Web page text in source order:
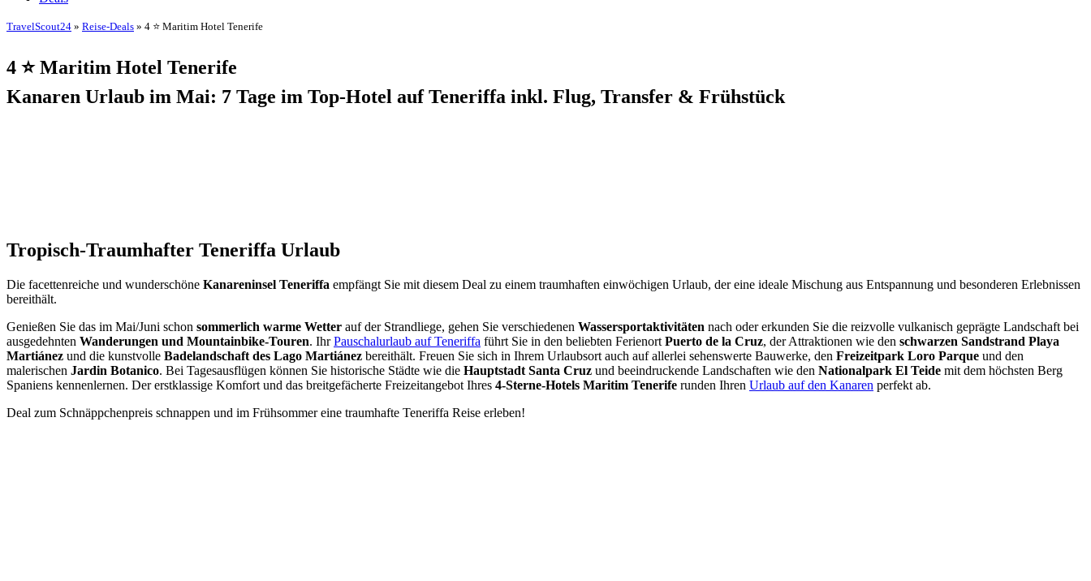
TravelScout24 » Reise-Deals » 4 ⭐ Maritim Hotel Tenerife
4 ⭐ Maritim Hotel Tenerife
Kanaren Urlaub im Mai: 7 Tage im Top-Hotel auf Teneriffa inkl. Flug, Transfer & Frühstück
Tropisch-Traumhafter Teneriffa Urlaub
Die facettenreiche und wunderschöne Kanareninsel Teneriffa empfängt Sie mit diesem Deal zu einem traumhaften einwöchigen Urlaub, der eine ideale Mischung aus Entspannung und besonderen Erlebnissen
bereithält.
Genießen Sie das im Mai/Juni schon sommerlich warme Wetter auf der Strandliege, gehen Sie verschiedenen Wassersportaktivitäten nach oder erkunden Sie die reizvolle vulkanisch geprägte Landschaft bei
ausgedehnten Wanderungen und Mountainbike-Touren. IhrPauschalurlaub auf Teneriffa führt Sie in den beliebten Ferienort Puerto de la Cruz, der Attraktionen wie den schwarzen Sandstrand Playa
Martiánez und die kunstvolle Badelandschaft des Lago Martiánez bereithält. Freuen Sie sich in Ihrem Urlaubsort auch auf allerlei sehenswerte Bauwerke, den Freizeitpark Loro Parque und den
malerischen Jardin Botanico. Bei Tagesausflügen können Sie historische Städte wie die Hauptstadt Santa Cruz und beeindruckende Landschaften wie den Nationalpark El Teide mit dem höchsten Berg
Spaniens kennenlernen. Der erstklassige Komfort und das breitgefächerte Freizeitangebot Ihres 4-Sterne-Hotels Maritim Tenerife runden Ihren Urlaub auf den Kanaren perfekt ab.
Deal zum Schnäppchenpreis schnappen und im Frühsommer eine traumhafte Teneriffa Reise erleben!